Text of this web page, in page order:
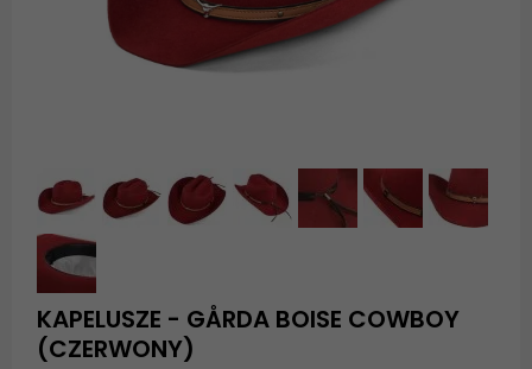
KAPELUSZE - GÅRDA BOISE COWBOY
(CZERWONY)